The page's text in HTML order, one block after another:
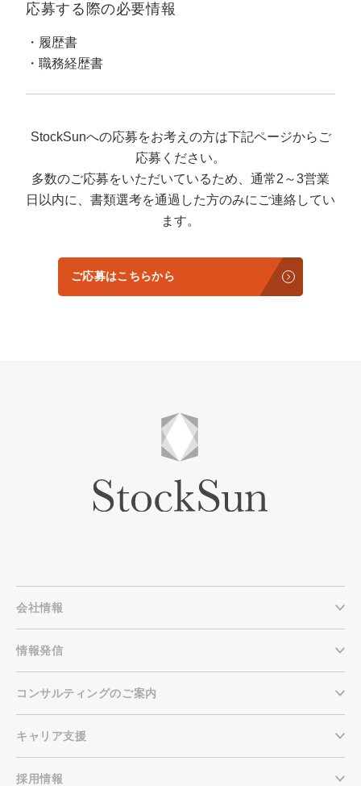
応募する際の必要情報
履歴書
職務経歴書
StockSunへの応募をお考えの方は下記ページからご
応募ください。
多数のご応募をいただいているため、通常2～3営業
日以内に、書類選考を通過した方のみにご連絡してい
ます。
ご応募はこちらから
会社情報
情報発信
コンサルティングのご案内
キャリア支援
採用情報